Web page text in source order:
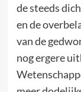
de steeds
en de
van de
nog ergere